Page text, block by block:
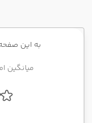
به این
میانگین امتیاز 0 از 5